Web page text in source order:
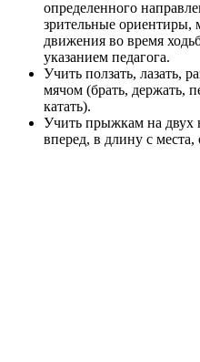
определенного
зрительные ориентиры,
движения во время
указанием педагога.
Учить ползать, лазать,
мячом (брать, держать,
катать).
Учить прыжкам на двух
вперед, в длину с места,